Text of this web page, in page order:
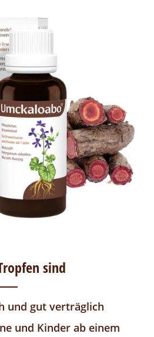
sind
und gut verträglich
und Kinder ab einem